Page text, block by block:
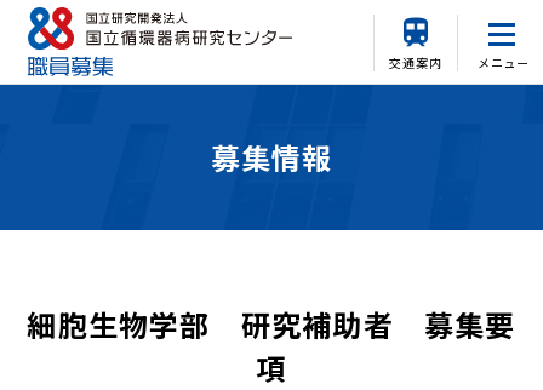
交通案内 メニュー
募集情報
細胞生物学部 研究補助者 募集要
項